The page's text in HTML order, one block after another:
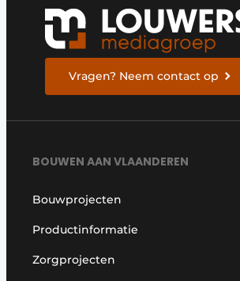
Vragen? Neem contact op
BOUWEN AAN VLAANDEREN
Bouwprojecten
Productinformatie
Zorgprojecten